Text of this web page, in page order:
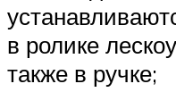
в ролике
также в ручке;